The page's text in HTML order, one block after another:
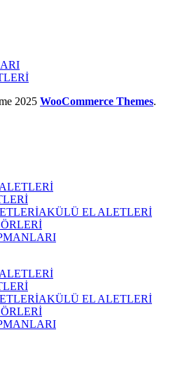
2025 WooCommerce Themes.
AKÜLÜ EL ALETLERİ
AKÜLÜ EL ALETLERİ